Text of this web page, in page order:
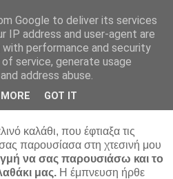
για κέρασμα!
καλάθι, που έφτιαξα τις
παρουσίασα στη χτεσινή μου
να σας παρουσιάσω και το
μας. Η έμπνευση ήρθε
Google to deliver its services
IP address and user-agent are
performance and security
service, generate usage
address abuse.
GOT IT